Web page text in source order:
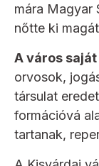
mára Magyar
nőtte ki
A város
orvosok,
társulat
formációvá
tartanak,